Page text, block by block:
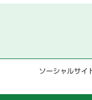
ソーシャルサイ